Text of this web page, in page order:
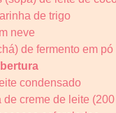
de trigo
neve
de fermento em pó
condensado
de creme de leite